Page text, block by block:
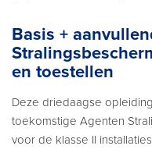
Basis +
en toestellen
Deze driedaagse
toekomstige Agenten
voor de klasse II